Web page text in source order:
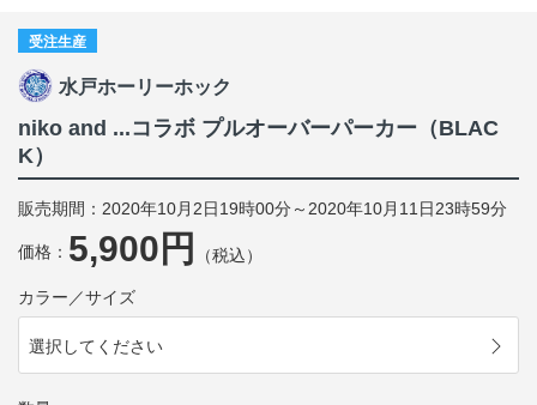
受注生産
水戸ホーリーホック
niko and ...コラボ プルオーバーパーカー（BLAC
K）
販売期間：2020年10月2日19時00分～2020年10月11日23時59分
価格： 5,900円 （税込）
カラー／サイズ
選択してください